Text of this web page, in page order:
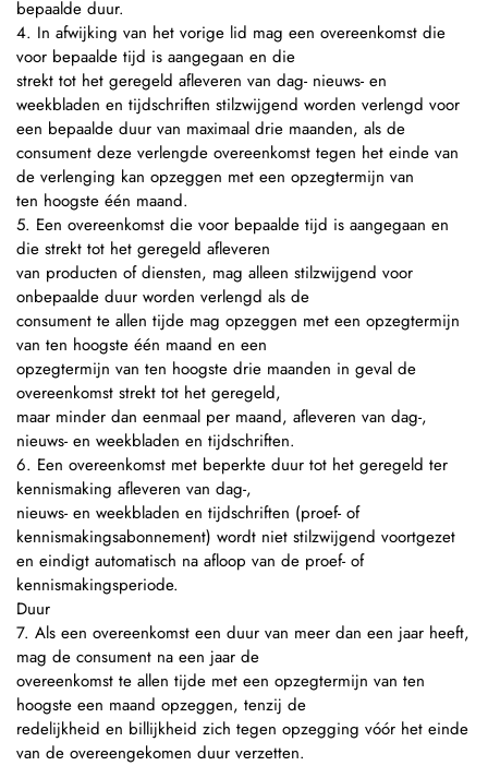
bepaalde duur.
4. In afwijking van het vorige lid mag een overeenkomst die
voor bepaalde tijd is aangegaan en die
strekt tot het geregeld afleveren van dag- nieuws- en
weekbladen en tijdschriften stilzwijgend worden verlengd voor
een bepaalde duur van maximaal drie maanden, als de
consument deze verlengde overeenkomst tegen het einde van
de verlenging kan opzeggen met een opzegtermijn van
ten hoogste één maand.
5. Een overeenkomst die voor bepaalde tijd is aangegaan en
die strekt tot het geregeld afleveren
van producten of diensten, mag alleen stilzwijgend voor
onbepaalde duur worden verlengd als de
consument te allen tijde mag opzeggen met een opzegtermijn
van ten hoogste één maand en een
opzegtermijn van ten hoogste drie maanden in geval de
overeenkomst strekt tot het geregeld,
maar minder dan eenmaal per maand, afleveren van dag-,
nieuws- en weekbladen en tijdschriften.
6. Een overeenkomst met beperkte duur tot het geregeld ter
kennismaking afleveren van dag-,
nieuws- en weekbladen en tijdschriften (proef- of
kennismakingsabonnement) wordt niet stilzwijgend voortgezet
en eindigt automatisch na afloop van de proef- of
kennismakingsperiode.
Duur
7. Als een overeenkomst een duur van meer dan een jaar heeft,
mag de consument na een jaar de
overeenkomst te allen tijde met een opzegtermijn van ten
hoogste een maand opzeggen, tenzij de
redelijkheid en billijkheid zich tegen opzegging vóór het einde
van de overeengekomen duur verzetten.